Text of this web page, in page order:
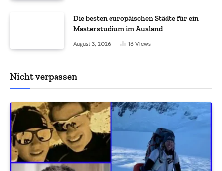
Die besten europäischen Städte für ein
Masterstudium im Ausland
August 3, 2026 16 Views
Nicht verpassen